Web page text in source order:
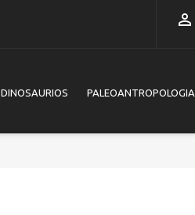

DINOSAURIOS PALEOANTROPOLOGIA